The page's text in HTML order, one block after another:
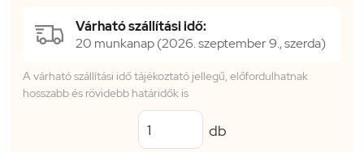
Várható szállítási idő:
20 munkanap (2026. szeptember 9., szerda)
A várható szállítási idő tájékoztató jellegű, előfordulhatnak
hosszabb és rövidebb határidők is
db